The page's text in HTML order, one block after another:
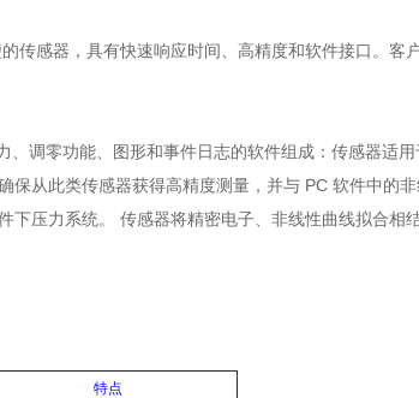
传感器，具有快速响应时间、高精度和软件接口。客
调零功能、图形和事件日志的软件组成：传感器适
从此类传感器获得高精度测量，并与 PC 软件中的
下压力系统。 传感器将精密电子、非线性曲线拟合相
特点